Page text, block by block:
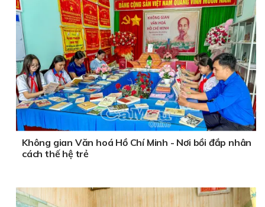
Không gian Văn hoá Hồ Chí Minh - Nơi bồi đắp nhân
cách thế hệ trẻ